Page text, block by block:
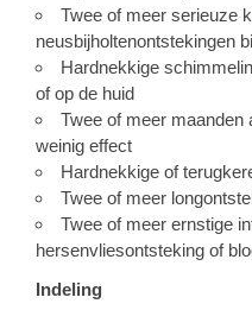
Twee of meer serieuze
neusbijholtenontstekingen
Hardnekkige
of op de huid
Twee of meer maanden
weinig effect
Hardnekkige of
Twee of meer
Twee of meer ernstige
hersenvliesontsteking of
Indeling